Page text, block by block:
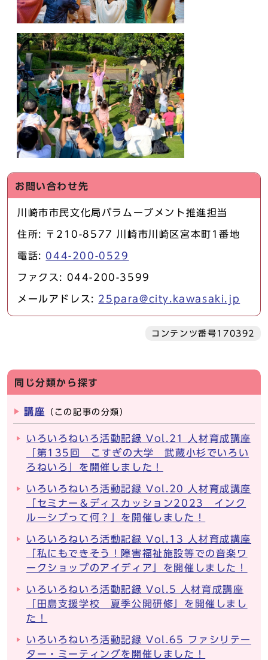
お問い合わせ先
川崎市市民文化局パラムーブメント推進担当
住所: 〒210-8577 川崎市川崎区宮本町1番地
電話: 044-200-0529
ファクス: 044-200-3599
メールアドレス: 25para@city.kawasaki.jp
コンテンツ番号170392
同じ分類から探す
講座 （この記事の分類）
いろいろねいろ活動記録 Vol.21 人材育成講座
「第135回 こすぎの大学 武蔵小杉でいろい
ろねいろ」を開催しました！
いろいろねいろ活動記録 Vol.20 人材育成講座
「セミナー＆ディスカッション2023 インク
ルーシブって何？」を開催しました！
いろいろねいろ活動記録 Vol.13 人材育成講座
「私にもできそう！障害福祉施設等での音楽ワ
ークショップのアイディア」を開催しました！
いろいろねいろ活動記録 Vol.5 人材育成講座
「田島支援学校 夏季公開研修」を開催しまし
た！
いろいろねいろ活動記録 Vol.65 ファシリテー
ター・ミーティングを開催しました！